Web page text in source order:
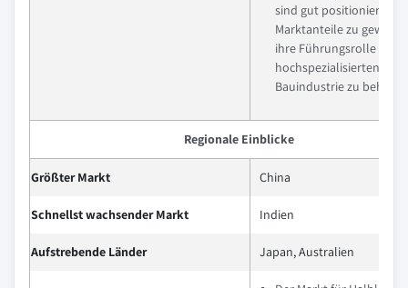
sind gut positioniert, um
Marktanteile zu
ihre Führungsrolle in
hochspezialisierten
Bauindustrie zu
Regionale Einblicke
Größter Markt China
Schnellst wachsender Markt Indien
Aufstrebende Länder Japan, Australien